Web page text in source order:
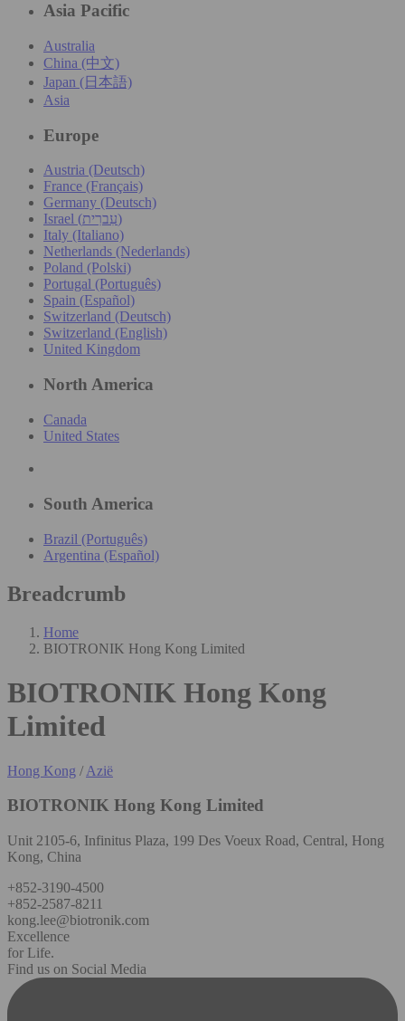
Asia Pacific
Australia
China (中文)
Japan (日本語)
Asia
Europe
Austria (Deutsch)
France (Français)
Germany (Deutsch)
Israel (עִברִית)
Italy (Italiano)
Netherlands (Nederlands)
Poland (Polski)
Portugal (Português)
Spain (Español)
Switzerland (Deutsch)
Switzerland (English)
United Kingdom
North America
Canada
United States
South America
Brazil (Português)
Argentina (Español)
Breadcrumb
Home
BIOTRONIK Hong Kong Limited
BIOTRONIK Hong Kong
Limited
Hong Kong / Azië
BIOTRONIK Hong Kong Limited
Unit 2105-6, Infinitus Plaza, 199 Des Voeux Road, Central, Hong
Kong, China
+852-3190-4500
+852-2587-8211
kong.lee@biotronik.com
Excellence
for Life.
Find us on Social Media